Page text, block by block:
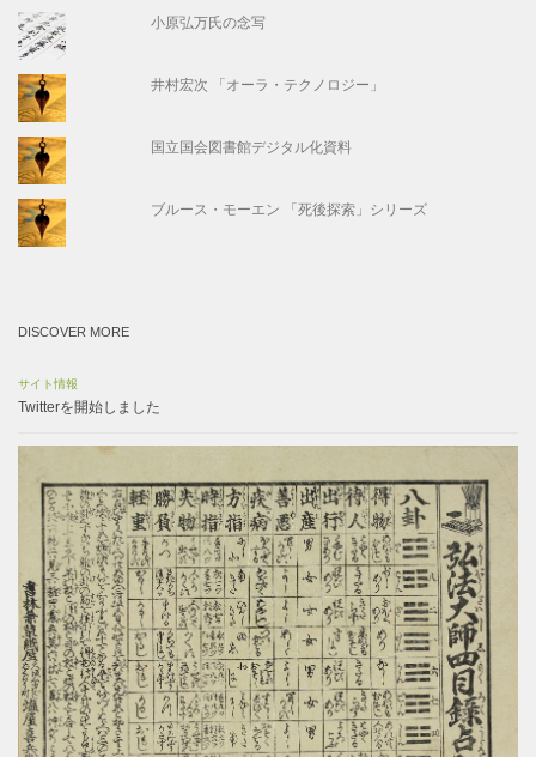
小原弘万氏の念写
井村宏次 「オーラ・テクノロジー」
国立国会図書館デジタル化資料
ブルース・モーエン 「死後探索」シリーズ
DISCOVER MORE
サイト情報
Twitterを開始しました